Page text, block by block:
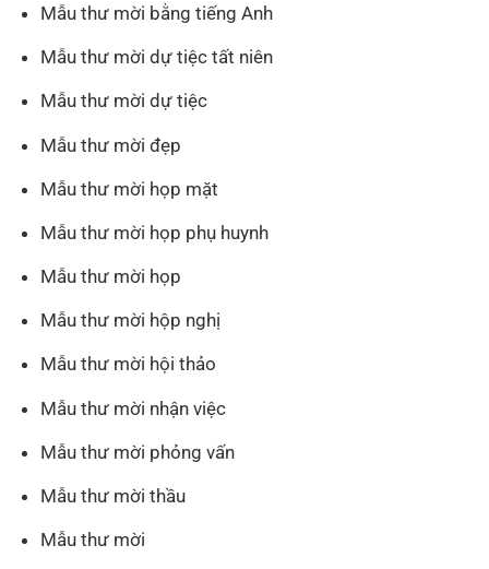
Mẫu thư mời bằng tiếng Anh
Mẫu thư mời dự tiệc tất niên
Mẫu thư mời dự tiệc
Mẫu thư mời đẹp
Mẫu thư mời họp mặt
Mẫu thư mời họp phụ huynh
Mẫu thư mời họp
Mẫu thư mời hộp nghị
Mẫu thư mời hội thảo
Mẫu thư mời nhận việc
Mẫu thư mời phỏng vấn
Mẫu thư mời thầu
Mẫu thư mời